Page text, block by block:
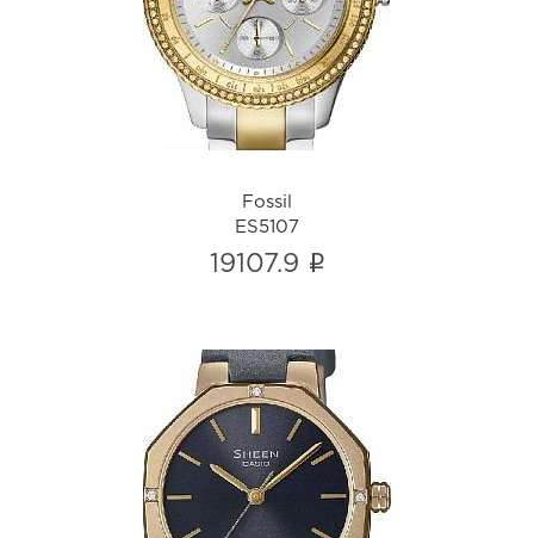
ES5107
i
Fossil
ES5107
19107.9 i
Sheen
SHE-4543GL-8A